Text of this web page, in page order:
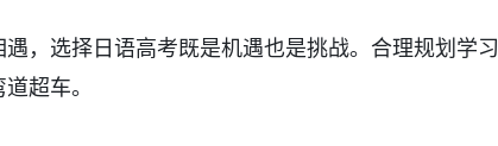
，选择日语高考既是机遇也是挑战。合理规划学习
超车。